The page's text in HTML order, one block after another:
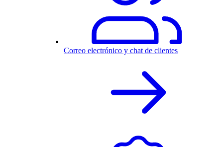
Correo electrónico y chat de clientes